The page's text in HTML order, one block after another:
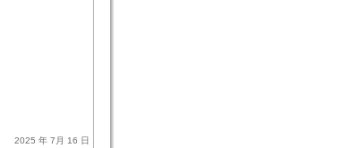
2025 年 7月 16 日